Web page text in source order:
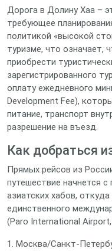
Дорога в Долину Хаа –
требующее
политикой «высокой
туризме, что означает,
приобрести
зарегистрированного
оплату ежедневного
Development Fee),
питание, транспорт
разрешение на въезд.
Как добраться
Прямых рейсов из
путешествие начнется
азиатских хабов,
единственного
(Paro International Airport,
1. Москва/Санкт-